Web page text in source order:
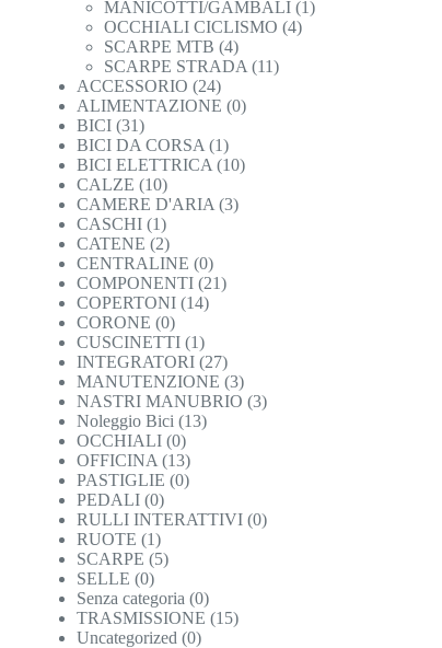
MANICOTTI/GAMBALI (1)
OCCHIALI CICLISMO (4)
SCARPE MTB (4)
SCARPE STRADA (11)
ACCESSORIO (24)
ALIMENTAZIONE (0)
BICI (31)
BICI DA CORSA (1)
BICI ELETTRICA (10)
CALZE (10)
CAMERE D'ARIA (3)
CASCHI (1)
CATENE (2)
CENTRALINE (0)
COMPONENTI (21)
COPERTONI (14)
CORONE (0)
CUSCINETTI (1)
INTEGRATORI (27)
MANUTENZIONE (3)
NASTRI MANUBRIO (3)
Noleggio Bici (13)
OCCHIALI (0)
OFFICINA (13)
PASTIGLIE (0)
PEDALI (0)
RULLI INTERATTIVI (0)
RUOTE (1)
SCARPE (5)
SELLE (0)
Senza categoria (0)
TRASMISSIONE (15)
Uncategorized (0)